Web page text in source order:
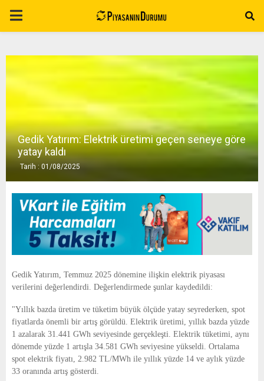
P
I
M
A
E
U
Gedik Yatırım: Elektrik üretimi geçen seneye göre
yatay kaldı
Tarih : 01/08/2025
Gedik Yatırım, Temmuz 2025 dönemine ilişkin elektrik piyasası
verilerini değerlendirdi. Değerlendirmede şunlar kaydedildi:
"Yıllık bazda üretim ve tüketim büyük ölçüde yatay seyrederken, spot
fiyatlarda önemli bir artış görüldü. Elektrik üretimi, yıllık bazda yüzde
1 azalarak 31.441 GWh seviyesinde gerçekleşti. Elektrik tüketimi, aynı
dönemde yüzde 1 artışla 34.581 GWh seviyesine yükseldi. Ortalama
spot elektrik fiyatı, 2.982 TL/MWh ile yıllık yüzde 14 ve aylık yüzde
33 oranında artış gösterdi.